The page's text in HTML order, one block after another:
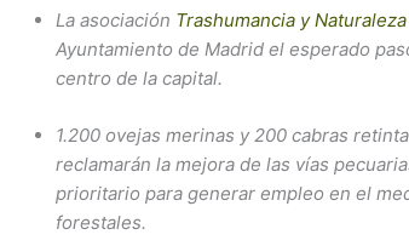
La asociación Trashumancia y Naturaleza
Ayuntamiento de Madrid el esperado
centro de la capital.
1.200 ovejas merinas y 200 cabras
reclamarán la mejora de las vías
prioritario para generar empleo en el
forestales.